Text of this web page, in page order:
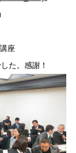
座
た。感謝！